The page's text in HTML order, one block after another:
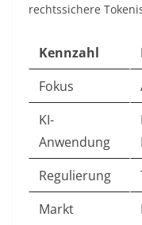
rechtssichere
Kennzahl
Fokus
KI-
Anwendung
Regulierung
Markt